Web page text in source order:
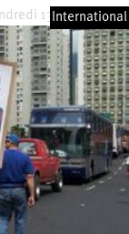
13 février 2009
International